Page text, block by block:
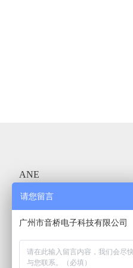
ANE
商用显示系统
KVM分布式系统
公共广播系统
会议（无纸化）系统
舞台灯光系统
请您留言
广州市音桥电子科技有限公司